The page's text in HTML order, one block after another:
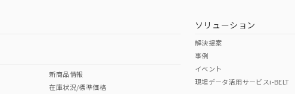
新商品情報
在庫状況/標準価格
ソリューション
解決提案
事例
イベント
現場データ活用サービスi-BELT